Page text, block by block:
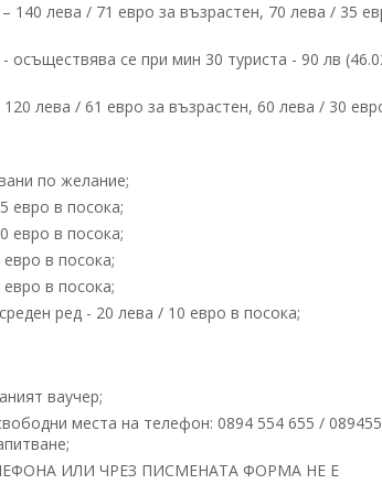
140 лева / 71 евро за възрастен, 70 лева / 35
се при мин 30 туриста - 90 лв
лева / 61 евро за възрастен, 60 лева / 30
по желание;
евро в посока;
евро в посока;
в посока;
в посока;
ред - 20 лева / 10 евро в посока;
ваучер;
места на телефон: 0894 554 655 /
ИЛИ ЧРЕЗ ПИСМЕНАТА ФОРМА НЕ Е